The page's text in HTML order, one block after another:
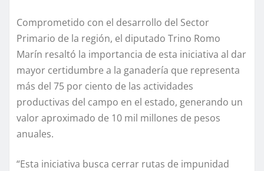
Comprometido con el desarrollo del Sector
Primario de la región, el diputado Trino Romo
Marín resaltó la importancia de esta iniciativa al dar
mayor certidumbre a la ganadería que representa
más del 75 por ciento de las actividades
productivas del campo en el estado, generando un
valor aproximado de 10 mil millones de pesos
anuales.
“Esta iniciativa busca cerrar rutas de impunidad